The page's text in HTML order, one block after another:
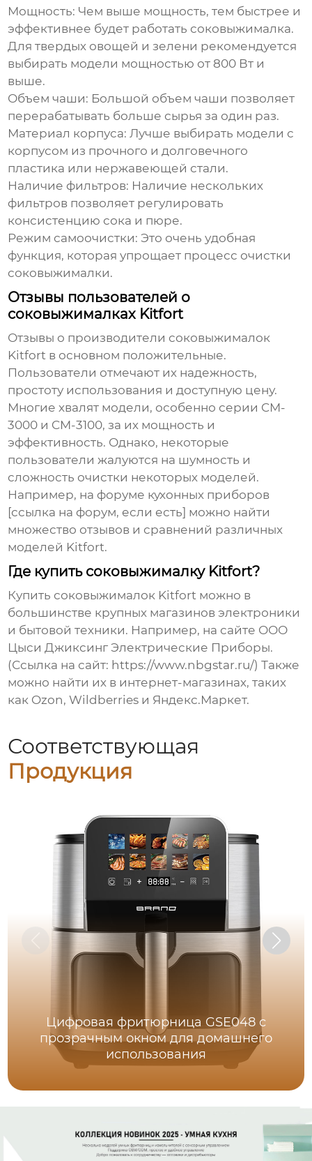
Мощность: Чем выше мощность, тем быстрее и
эффективнее будет работать соковыжималка.
Для твердых овощей и зелени рекомендуется
выбирать модели мощностью от 800 Вт и
выше.
Объем чаши: Большой объем чаши позволяет
перерабатывать больше сырья за один раз.
Материал корпуса: Лучше выбирать модели с
корпусом из прочного и долговечного
пластика или нержавеющей стали.
Наличие фильтров: Наличие нескольких
фильтров позволяет регулировать
консистенцию сока и пюре.
Режим самоочистки: Это очень удобная
функция, которая упрощает процесс очистки
соковыжималки.
Отзывы пользователей о
соковыжималках Kitfort
Отзывы о производители соковыжималок
Kitfort в основном положительные.
Пользователи отмечают их надежность,
простоту использования и доступную цену.
Многие хвалят модели, особенно серии CM-
3000 и CM-3100, за их мощность и
эффективность. Однако, некоторые
пользователи жалуются на шумность и
сложность очистки некоторых моделей.
Например, на форуме кухонных приборов
[ссылка на форум, если есть] можно найти
множество отзывов и сравнений различных
моделей Kitfort.
Где купить соковыжималку Kitfort?
Купить соковыжималок Kitfort можно в
большинстве крупных магазинов электроники
и бытовой техники. Например, на сайте ООО
Цыси Джиксинг Электрические Приборы.
(Ссылка на сайт: https://www.nbgstar.ru/) Также
можно найти их в интернет-магазинах, таких
как Ozon, Wildberries и Яндекс.Маркет.
Соответствующая
Продукция
Цифровая фритюрница GSE048 с
прозрачным окном для домашнего
использования